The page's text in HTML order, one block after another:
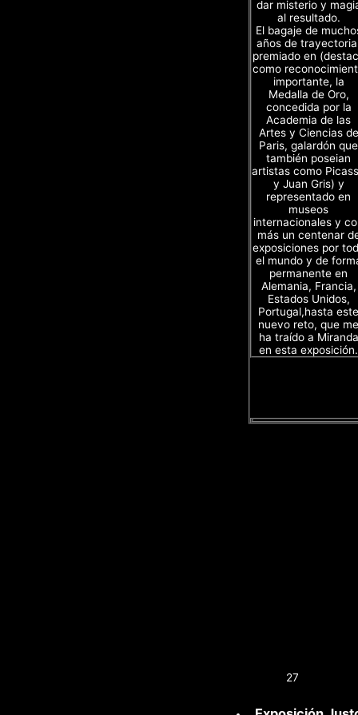
dar misterio y
al resultado.
El bagaje de
años de
premiado en
como
importante, la
Medalla de Oro,
concedida por la
Academia de las
Artes y Ciencias de
Paris, galardón que
también poseian
artistas como
y Juan Gris) y
representado en
museos
internacionales y
más un centenar
exposiciones por
el mundo y de
permanente en
Alemania, Francia,
Estados Unidos,
Portugal,hasta este
nuevo reto, que me
ha traído a Miranda
en esta exposición.
27